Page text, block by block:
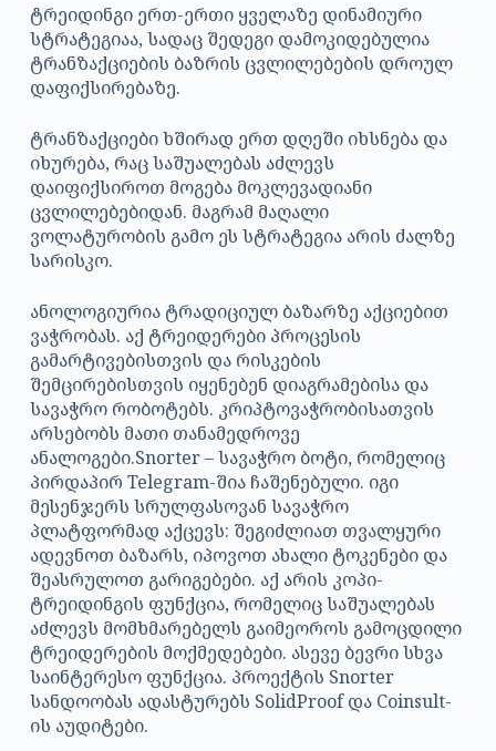
ტრეიდინგი ერთ-ერთი ყველაზე დინამიური
სტრატეგიაა, სადაც შედეგი დამოკიდებულია
ტრანზაქციების ბაზრის ცვლილებების დროულ
დაფიქსირებაზე.
ტრანზაქციები ხშირად ერთ დღეში იხსნება და
იხურება, რაც საშუალებას აძლევს
დაიფიქსიროთ მოგება მოკლევადიანი
ცვლილებებიდან. მაგრამ მაღალი
ვოლატურობის გამო ეს სტრატეგია არის ძალზე
სარისკო.
ანოლოგიურია ტრადიციულ ბაზარზე აქციებით
ვაჭრობას. აქ ტრეიდერები პროცესის
გამარტივებისთვის და რისკების
შემცირებისთვის იყენებენ დიაგრამებისა და
სავაჭრო რობოტებს. კრიპტოვაჭრობისათვის
არსებობს მათი თანამედროვე
ანალოგები.Snorter– სავაჭრო ბოტი, რომელიც
პირდაპირ Telegram-შია ჩაშენებული. იგი
მესენჯერს სრულფასოვან სავაჭრო
პლატფორმად აქცევს: შეგიძლიათ თვალყური
ადევნოთ ბაზარს, იპოვოთ ახალი ტოკენები და
შეასრულოთ გარიგებები. აქ არის კოპი-
ტრეიდინგის ფუნქცია, რომელიც საშუალებას
აძლევს მომხმარებელს გაიმეოროს გამოცდილი
ტრეიდერების მოქმედებები. ასევე ბევრი სხვა
საინტერესო ფუნქცია. პროექტის Snorter
სანდოობას ადასტურებს SolidProof და Coinsult-
ის აუდიტები.